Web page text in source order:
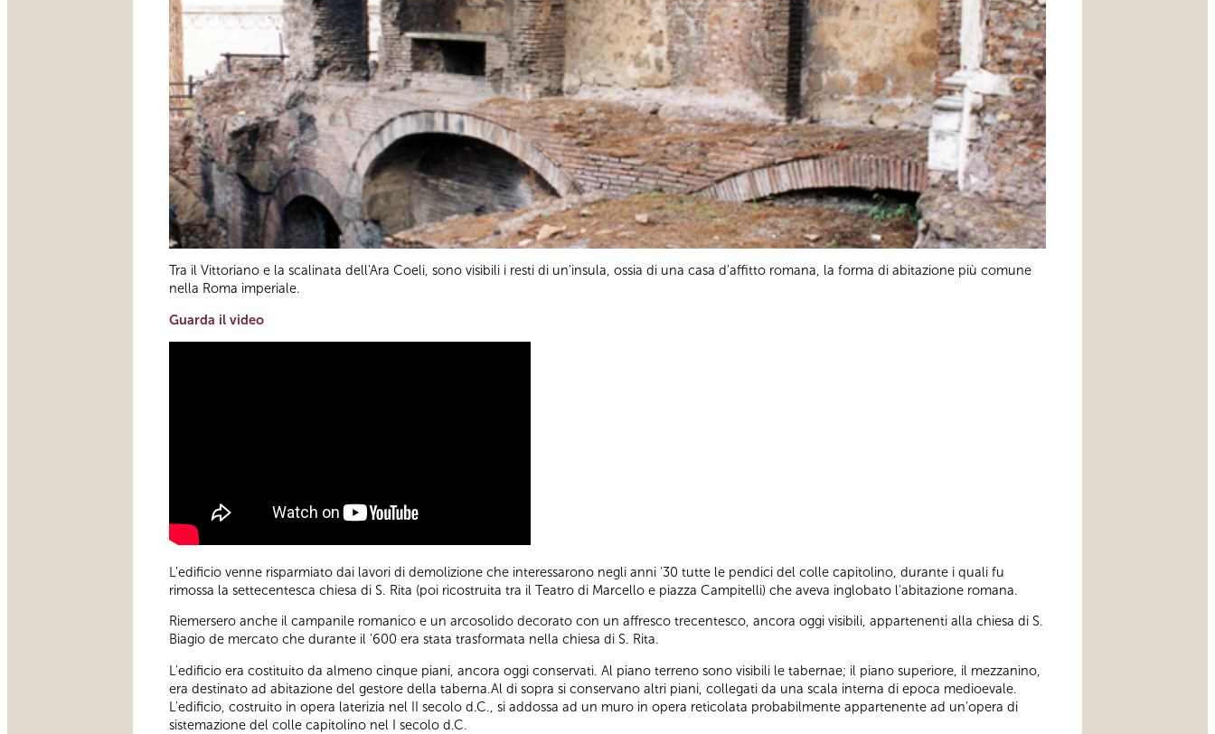
Tra il Vittoriano e la scalinata dell'Ara Coeli, sono visibili i resti di un'insula, ossia di una casa d'affitto romana, la forma di abitazione più comune
nella Roma imperiale.
Guarda il video
L'edificio venne risparmiato dai lavori di demolizione che interessarono negli anni '30 tutte le pendici del colle capitolino, durante i quali fu
rimossa la settecentesca chiesa di S. Rita (poi ricostruita tra il Teatro di Marcello e piazza Campitelli) che aveva inglobato l'abitazione romana.
Riemersero anche il campanile romanico e un arcosolido decorato con un affresco trecentesco, ancora oggi visibili, appartenenti alla chiesa di S.
Biagio de mercato che durante il '600 era stata trasformata nella chiesa di S. Rita.
L'edificio era costituito da almeno cinque piani, ancora oggi conservati. Al piano terreno sono visibili le tabernae; il piano superiore, il mezzanino,
era destinato ad abitazione del gestore della taberna.Al di sopra si conservano altri piani, collegati da una scala interna di epoca medioevale.
L'edificio, costruito in opera laterizia nel II secolo d.C., si addossa ad un muro in opera reticolata probabilmente appartenente ad un'opera di
sistemazione del colle capitolino nel I secolo d.C.